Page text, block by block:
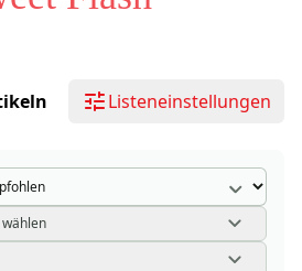
Listeneinstellungen
wählen